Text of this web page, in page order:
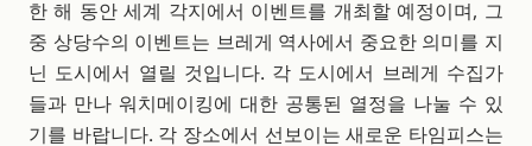
한 해 동안 세계 각지에서 이벤트를 개최할 예정이며, 그
중 상당수의 이벤트는 브레게 역사에서 중요한 의미를 지
닌 도시에서 열릴 것입니다. 각 도시에서 브레게 수집가
들과 만나 워치메이킹에 대한 공통된 열정을 나눌 수 있
기를 바랍니다. 각 장소에서 선보이는 새로운 타임피스는